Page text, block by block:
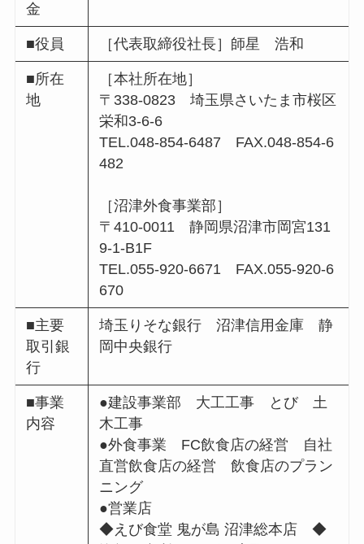
金
■役員 ［代表取締役社長］師星 浩和
■所在
地
［本社所在地］
〒338-0823 埼玉県さいたま市桜区
栄和3-6-6
TEL.048-854-6487 FAX.048-854-6
482
［沼津外食事業部］
〒410-0011 静岡県沼津市岡宮131
9-1-B1F
TEL.055-920-6671 FAX.055-920-6
670
■主要
取引銀
行
埼玉りそな銀行 沼津信用金庫 静
岡中央銀行
■事業
内容
●建設事業部 大工工事 とび 土
木工事
●外食事業 FC飲食店の経営 自社
直営飲食店の経営 飲食店のプラン
ニング
●営業店
◆えび食堂 鬼が島 沼津総本店 ◆